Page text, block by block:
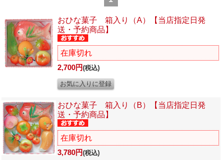
おひな菓子 箱入り（A）【当店指定日発
送・予約商品】
在庫切れ
2,700円(税込)
おひな菓子 箱入り（B）【当店指定日発
送・予約商品】
在庫切れ
3,780円(税込)